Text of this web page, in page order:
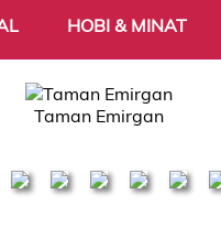
HOBI & MINAT
Taman Emirgan